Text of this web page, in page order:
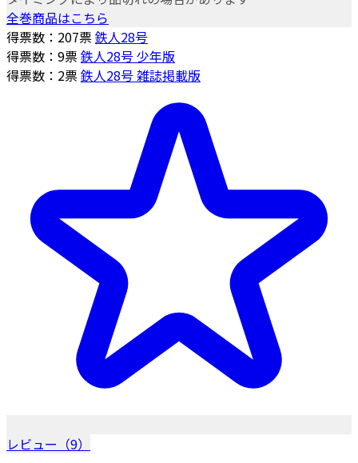
全巻商品はこちら
得票数： 207票鉄人28号
得票数： 9票鉄人28号 少年版
得票数： 2票鉄人28号 雑誌掲載版
レビュー（9）